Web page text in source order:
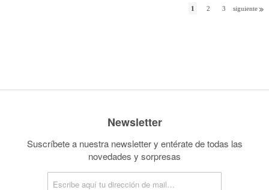
1 2 3 siguiente
Newsletter
Suscríbete a nuestra newsletter y entérate de todas las
novedades y sorpresas